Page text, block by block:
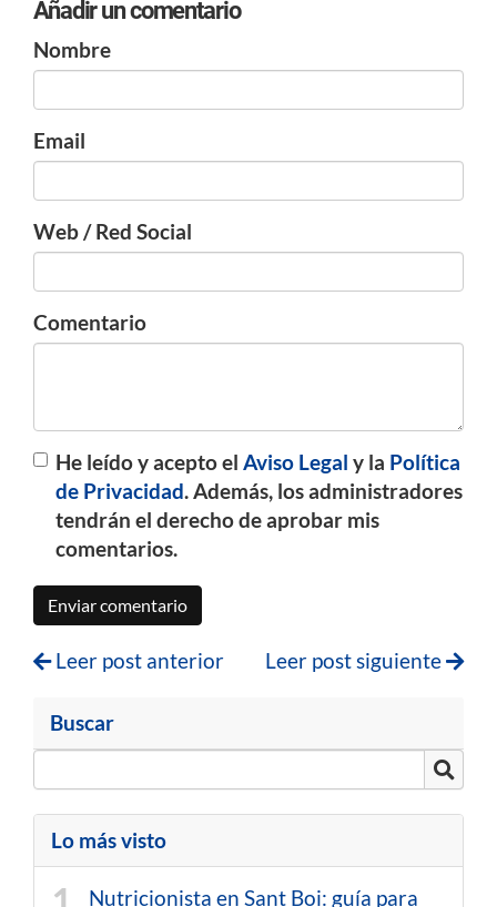
Añadir un comentario
Nombre
Email
Web / Red Social
Comentario
He leído y acepto el Aviso Legal y la Política
de Privacidad. Además, los administradores
tendrán el derecho de aprobar mis
comentarios.
Enviar comentario
Leer post anterior Leer post siguiente
Buscar
Lo más visto
Nutricionista en Sant Boi: guía para